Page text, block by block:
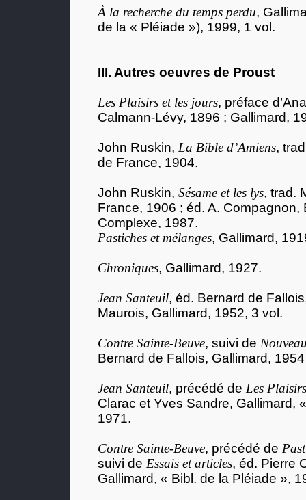
À la recherche du temps perdu,
de la « Pléiade »), 1999, 1 vol.
III. Autres oeuvres de Proust
Les Plaisirs et les jours, préface
Calmann-Lévy, 1896 ; Gallimard,
John Ruskin, La Bible d’Amiens,
de France, 1904.
John Ruskin, Sésame et les lys, trad.
France, 1906 ; éd. A. Compagnon,
Complexe, 1987.
Pastiches et mélanges, Gallimard,
Chroniques, Gallimard, 1927.
Jean Santeuil, éd. Bernard de
Maurois, Gallimard, 1952, 3 vol.
Contre Sainte-Beuve, suivi de
Bernard de Fallois, Gallimard,
Jean Santeuil, précédé de Les
Clarac et Yves Sandre, Gallimard,
1971.
Contre Sainte-Beuve, précédé de
suivi de Essais et articles, éd. Pierre
Gallimard, « Bibl. de la Pléiade »,